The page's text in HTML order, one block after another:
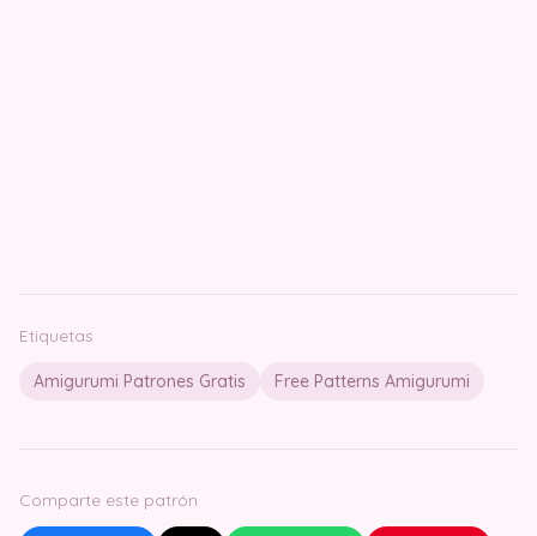
Etiquetas
Amigurumi Patrones Gratis Free Patterns Amigurumi
Comparte este patrón